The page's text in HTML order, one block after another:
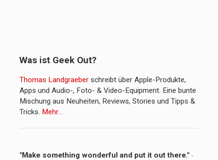
Was ist Geek Out?
Thomas Landgraeber schreibt über Apple-Produkte,
Apps und Audio-, Foto- & Video-Equipment. Eine bunte
Mischung aus Neuheiten, Reviews, Stories und Tipps &
Tricks. Mehr…
"Make something wonderful and put it out there." -